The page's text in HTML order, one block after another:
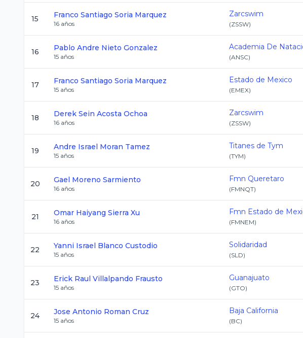
15 Franco Santiago Soria Marquez
16 años
Zarcswim
(ZSSW)
16 Pablo Andre Nieto Gonzalez
15 años
Academia De
(ANSC)
17 Franco Santiago Soria Marquez
15 años
Estado de Mexico
(EMEX)
18 Derek Sein Acosta Ochoa
16 años
Zarcswim
(ZSSW)
19 Andre Israel Moran Tamez
15 años
Titanes de Tym
(TYM)
20 Gael Moreno Sarmiento
16 años
Fmn Queretaro
(FMNQT)
21 Omar Haiyang Sierra Xu
16 años
Fmn Estado de
(FMNEM)
22 Yanni Israel Blanco Custodio
15 años
Solidaridad
(SLD)
23 Erick Raul Villalpando Frausto
15 años
Guanajuato
(GTO)
24 Jose Antonio Roman Cruz
15 años
Baja California
(BC)